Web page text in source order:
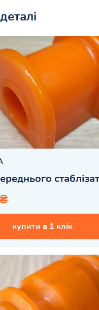
купити в 1 клік